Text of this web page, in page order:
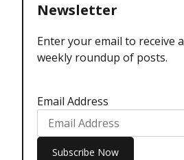
Newsletter
Enter your email to receive a
weekly roundup of posts.
Email Address